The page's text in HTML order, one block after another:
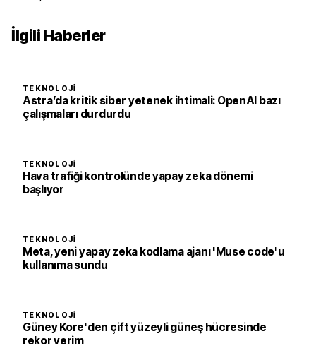
İlgili Haberler
TEKNOLOJI
Astra’da kritik siber yetenek ihtimali: OpenAI bazı
çalışmaları durdurdu
TEKNOLOJI
Hava trafiği kontrolünde yapay zeka dönemi
başlıyor
TEKNOLOJI
Meta, yeni yapay zeka kodlama ajanı 'Muse code'u
kullanıma sundu
TEKNOLOJI
Güney Kore'den çift yüzeyli güneş hücresinde
rekor verim